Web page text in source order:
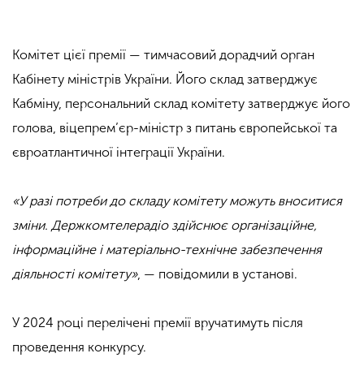
Комітет цієї премії — тимчасовий дорадчий орган
Кабінету міністрів України. Його склад затверджує
Кабміну, персональний склад комітету затверджує його
голова, віцепрем’єр-міністр з питань європейської та
євроатлантичної інтеграції України.
«У разі потреби до складу комітету можуть вноситися
зміни. Держкомтелерадіо здійснює організаційне,
інформаційне і матеріально-технічне забезпечення
діяльності комітету», — повідомили в установі.
У 2024 році перелічені премії вручатимуть після
проведення конкурсу.